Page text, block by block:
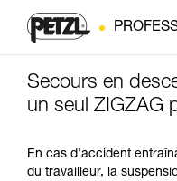
Secours en
un seul ZIGZAG
En cas d’accident
du travailleur, la